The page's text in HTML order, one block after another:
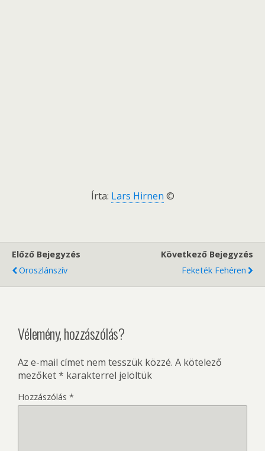
Írta: Lars Hirnen ©
Előző Bejegyzés
Oroszlánszív
Következő Bejegyzés
Feketék Fehéren
Vélemény, hozzászólás?
Az e-mail címet nem tesszük közzé. A kötelező
mezőket* karakterrel jelöltük
Hozzászólás *